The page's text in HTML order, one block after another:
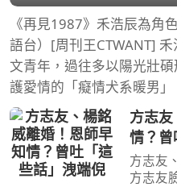
《再見1987》禾浩辰為角
語台）[周刊王CTWANT]
文青年，過往多以陽光壯
護愛情的「癡情犬系暖男
方志
情？
方志友
方志友